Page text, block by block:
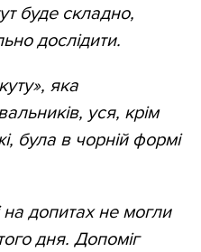
буде складно,
дослідити.
яка
уся, крім
була в чорній формі
на допитах не могли
дня. Допоміг